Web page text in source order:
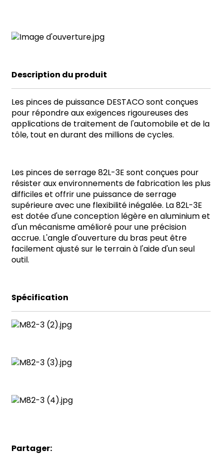
Description du produit
Les pinces de puissance DESTACO sont conçues
pour répondre aux exigences rigoureuses des
applications de traitement de l'automobile et de la
tôle, tout en durant des millions de cycles.
Les pinces de serrage 82L-3E sont conçues pour
résister aux environnements de fabrication les plus
difficiles et offrir une puissance de serrage
supérieure avec une flexibilité inégalée. La 82L-3E
est dotée d'une conception légère en aluminium et
d'un mécanisme amélioré pour une précision
accrue. L'angle d'ouverture du bras peut être
facilement ajusté sur le terrain à l'aide d'un seul
outil.
Spécification
Partager: